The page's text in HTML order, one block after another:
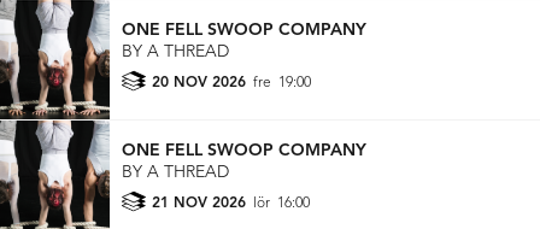
ONE FELL SWOOP COMPANY
BY A THREAD
20 NOV 2026 fre 19:00
ONE FELL SWOOP COMPANY
BY A THREAD
21 NOV 2026 lör 16:00